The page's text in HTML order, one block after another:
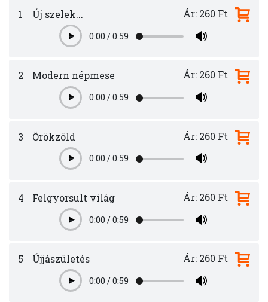
1 Új szelek...
Play0:00 /0:59
Ár: 260 Ft
2 Modern népmese
Play0:00 /0:59
Ár: 260 Ft
3 Örökzöld
Play0:00 /0:59
Ár: 260 Ft
4 Felgyorsult világ
Play0:00 /0:59
Ár: 260 Ft
5 Újjászületés
Play0:00 /0:59
Ár: 260 Ft